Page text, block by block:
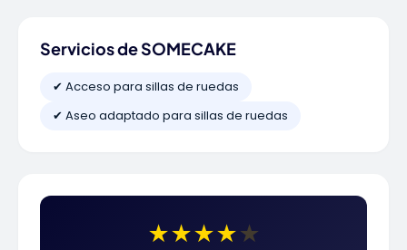
Servicios de SOMECAKE
✔ Acceso para sillas de ruedas
✔ Aseo adaptado para sillas de ruedas
★★★★★